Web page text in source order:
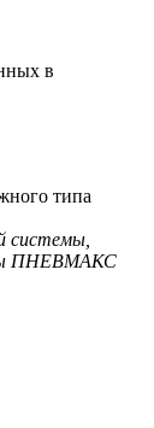
в
типа
системы,
ПНЕВМАКС